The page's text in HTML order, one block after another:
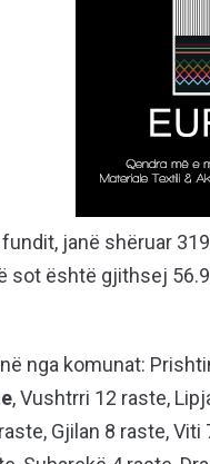
janë shëruar
sot është gjithsej
nga komunat:
, Vushtrri 12 raste,
Gjilan 8 raste,